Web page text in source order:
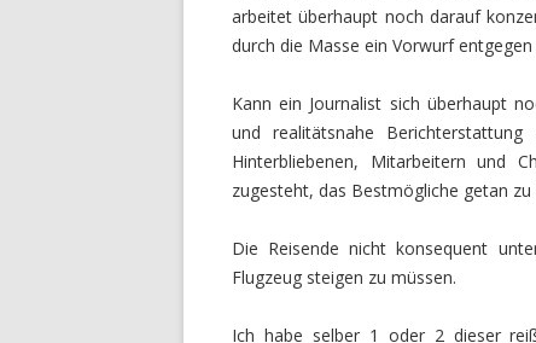
arbeitet überhaupt noch darauf
durch die Masse ein Vorwurf
Kann ein Journalist sich überhaupt
und realitätsnahe
Hinterbliebenen, Mitarbeitern und
zugesteht, das Bestmögliche getan zu
Die Reisende nicht konsequent
Flugzeug steigen zu müssen.
Ich habe selber 1 oder 2 dieser